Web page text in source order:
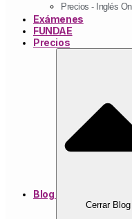
Precios - Inglés
Exámenes
FUNDAE
Precios
Blog
Cerrar Blog